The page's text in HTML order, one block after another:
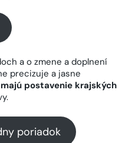
a o zmene a doplnení
precizuje a jasne
postavenie krajských
poriadok